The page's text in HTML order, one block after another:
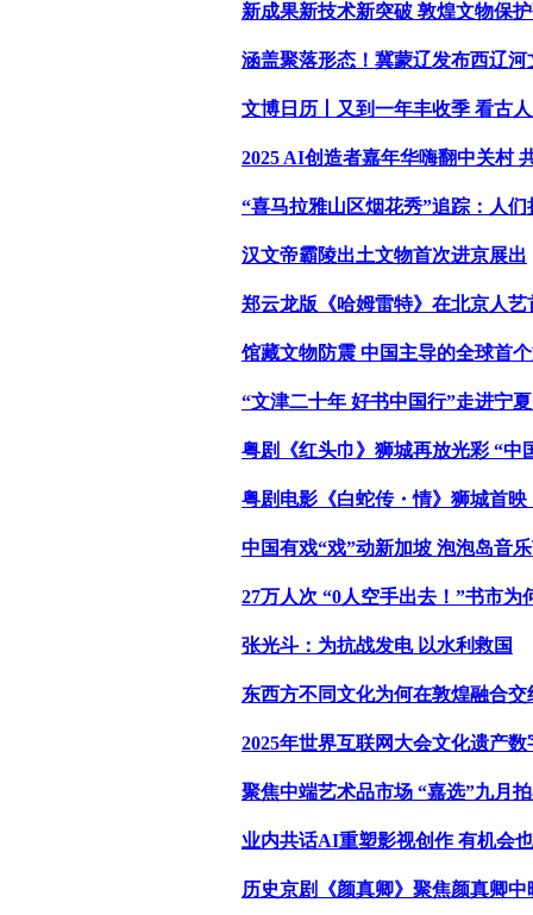
新成果新技术新突破 敦煌文物保
涵盖聚落形态！冀蒙辽发布西辽
文博日历丨又到一年丰收季 看古
2025 AI创造者嘉年华嗨翻中关村
“喜马拉雅山区烟花秀”追踪：人
汉文帝霸陵出土文物首次进京展出
郑云龙版《哈姆雷特》在北京人艺
馆藏文物防震 中国主导的全球首
“文津二十年 好书中国行”走进宁
粤剧《红头巾》狮城再放光彩 “中
粤剧电影《白蛇传・情》狮城首
中国有戏“戏”动新加坡 泡泡岛音
27万人次 “0人空手出去！”书市为
张光斗：为抗战发电 以水利救国
东西方不同文化为何在敦煌融合
2025年世界互联网大会文化遗产
聚焦中端艺术品市场 “嘉选”九月
业内共话AI重塑影视创作 有机会
历史京剧《颜真卿》聚焦颜真卿